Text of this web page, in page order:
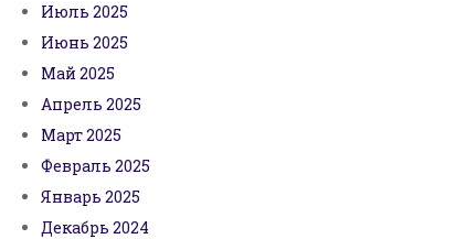
Июль 2025
Июнь 2025
Май 2025
Апрель 2025
Март 2025
Февраль 2025
Январь 2025
Декабрь 2024